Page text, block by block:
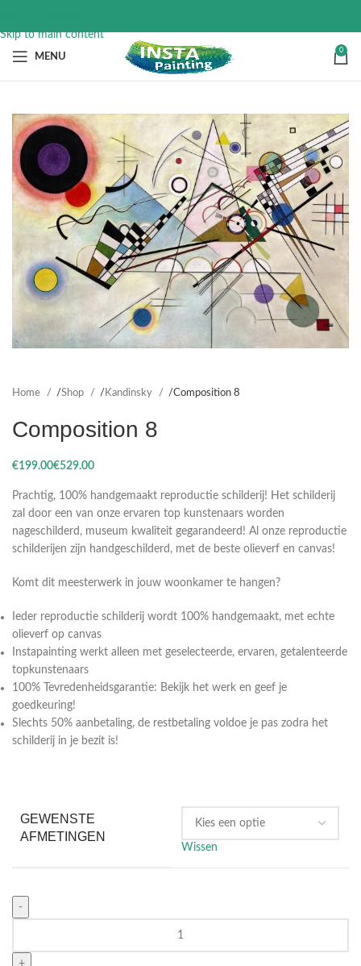
Skip to main content
MENU
0
Home Shop Kandinsky Composition 8
Composition 8
€ €
Prachtig, 100% handgemaakt reproductie schilderij! Het schilderij
zal door een van onze ervaren top kunstenaars worden
nageschilderd, museum kwaliteit gegarandeerd! Al onze reproductie
schilderijen zijn handgeschilderd, met de beste olieverf en canvas!
Komt dit meesterwerk in jouw woonkamer te hangen?
Ieder reproductie schilderij wordt 100% handgemaakt, met echte
olieverf op canvas
Instapainting werkt alleen met geselecteerde, ervaren, getalenteerde
topkunstenaars
100% Tevredenheidsgarantie: Bekijk het werk en geef je
goedkeuring!
Slechts 50% aanbetaling, de restbetaling voldoe je pas zodra het
schilderij in je bezit is!
GEWENSTE
AFMETINGEN
Wissen